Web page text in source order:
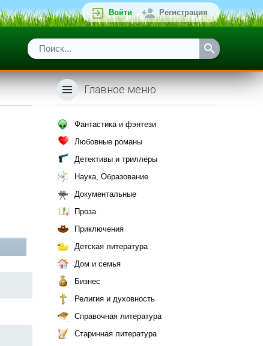
Войти Регистрация
Главное меню
Фантастика и фэнтези
Любовные романы
Детективы и триллеры
Наука, Образование
Документальные
Проза
Приключения
Детская литература
Дом и семья
Бизнес
Религия и духовность
Справочная литература
Старинная литература